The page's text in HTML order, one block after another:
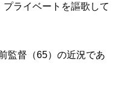
ライベートを謳歌して
監督（65）の近況であ